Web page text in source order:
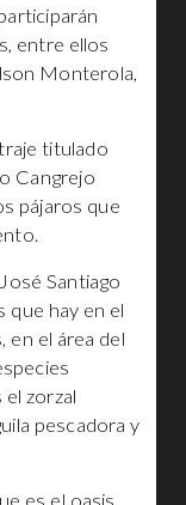
entre ellos
Monterola,
titulado
Cangrejo
pájaros que
Santiago
que hay en el
en el área del
zorzal
pescadora y
es el oasis